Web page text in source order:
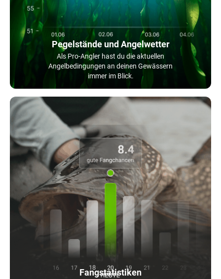
Pegelstände und Angelwetter
Als Pro-Angler hast du die aktuellen
Angelbedingungen an deinen Gewässern
immer im Blick.
Fangstatistiken